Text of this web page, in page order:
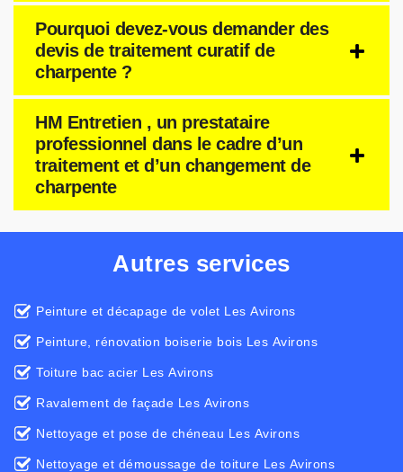
Pourquoi devez-vous demander des
devis de traitement curatif de
charpente ?
HM Entretien , un prestataire
professionnel dans le cadre d’un
traitement et d’un changement de
charpente
Autres services
Peinture et décapage de volet Les Avirons
Peinture, rénovation boiserie bois Les Avirons
Toiture bac acier Les Avirons
Ravalement de façade Les Avirons
Nettoyage et pose de chéneau Les Avirons
Nettoyage et démoussage de toiture Les Avirons